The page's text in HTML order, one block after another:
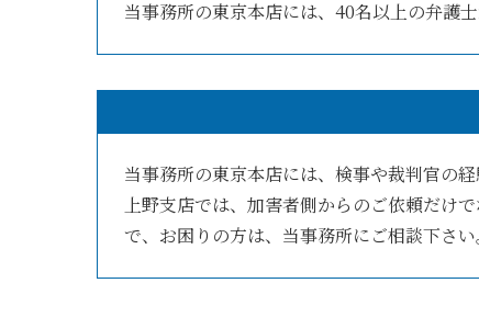
当事務所の東京本店には、40名以上の弁護
当事務所の東京本店には、検事や裁判官の
上野支店では、加害者側からのご依頼だけ
で、お困りの方は、当事務所にご相談下さい